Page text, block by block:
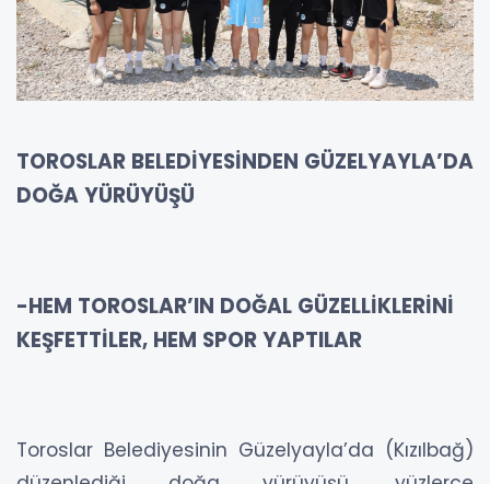
TOROSLAR BELEDİYESİNDEN GÜZELYAYLA’DA
DOĞA YÜRÜYÜŞÜ
-HEM TOROSLAR’IN DOĞAL GÜZELLİKLERİNİ
KEŞFETTİLER, HEM SPOR YAPTILAR
Toroslar Belediyesinin Güzelyayla’da (Kızılbağ)